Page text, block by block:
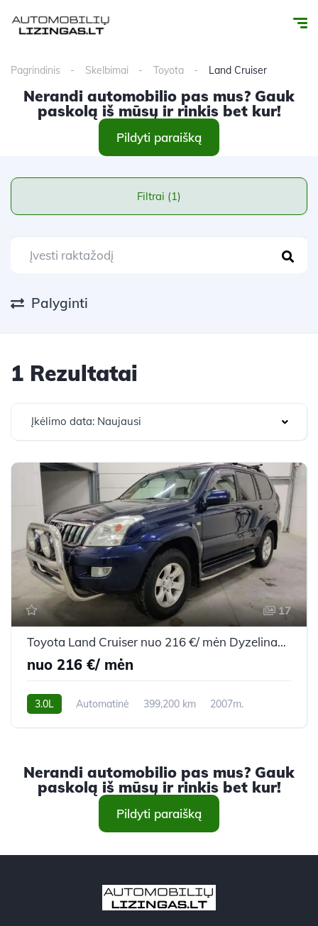
Pagrindinis Skelbimai Toyota Land Cruiser
Nerandi automobilio pas mus? Gauk
paskolą iš mūsų ir rinkis bet kur!
Pildyti paraišką
Filtrai (1)
Palyginti
1 Rezultatai
Įkėlimo data: Naujausi
17
Toyota Land Cruiser nuo 216 €/ mėn Dyzelinas 2007m. Visureigis Automatinė
nuo 216 €/ mėn
3.0L Automatinė 399,200 km 2007m.
Nerandi automobilio pas mus? Gauk
paskolą iš mūsų ir rinkis bet kur!
Pildyti paraišką